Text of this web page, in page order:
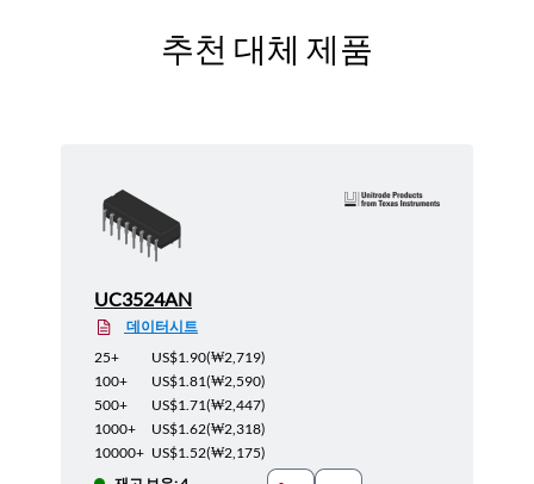
추천 대체 제품
UC3524AN
데이터시트
25+
US$1.90(₩2,719)
100+
US$1.81(₩2,590)
500+
US$1.71(₩2,447)
1000+
US$1.62(₩2,318)
10000+ US$1.52(₩2,175)